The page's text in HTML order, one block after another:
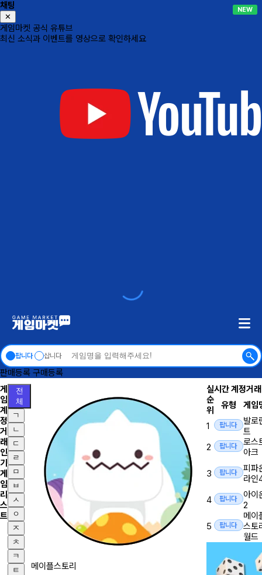
채팅
✕
게임마켓 공식 유튜브
최신 소식과 이벤트를 영상으로 확인하세요
팝니다 삽니다
판매등록 구매등록
게
임
계
정
거
래
인
기
게
임
리
스
트
전
체
ㄱ
ㄴ
ㄷ
ㄹ
ㅁ
ㅂ
ㅅ
ㅇ
ㅈ
ㅊ
ㅋ
ㅌ
메이플스토리
NEW
NEW
NEW
NEW
실시간 계정거
순
위
유형
게임
1
팝니다
발로
트
2
팝니다
로스
아크
3
팝니다
피파
라인
4
팝니다
아이
2
5
팝니다
메이
스토
월드